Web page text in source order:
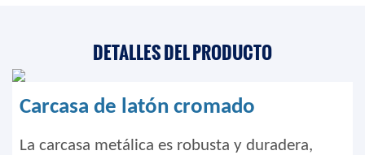
DETALLES DEL PRODUCTO
Carcasa de latón cromado
La carcasa metálica es robusta y duradera,